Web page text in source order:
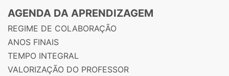
AGENDA DA APRENDIZAGEM
REGIME DE COLABORAÇÃO
ANOS FINAIS
TEMPO INTEGRAL
VALORIZAÇÃO DO PROFESSOR